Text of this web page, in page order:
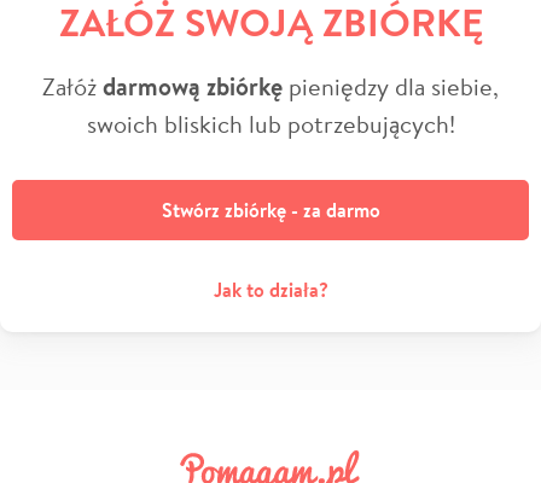
ZAŁÓŻ SWOJĄ ZBIÓRKĘ
Załóżdarmową zbiórkę pieniędzy dla siebie,
swoich bliskich lub potrzebujących!
Stwórz zbiórkę - za darmo
Jak to działa?